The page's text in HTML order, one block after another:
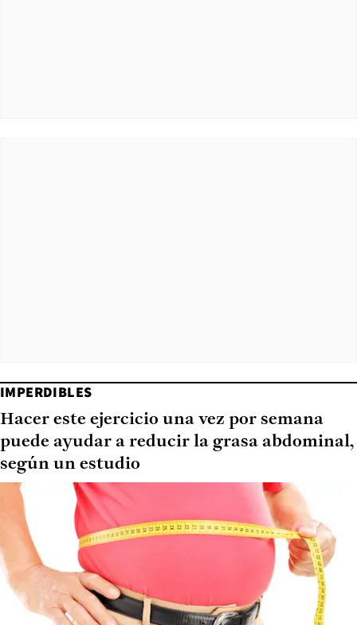
IMPERDIBLES
Hacer este ejercicio una vez por semana
puede ayudar a reducir la grasa abdominal,
según un estudio